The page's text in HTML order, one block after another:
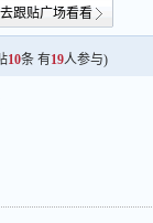
去跟贴广场看看
10条 有19人参与)